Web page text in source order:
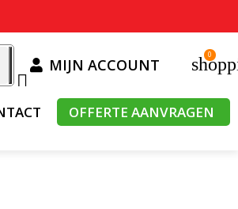

MIJN ACCOUNT
0
OFFERTE AANVRAGEN